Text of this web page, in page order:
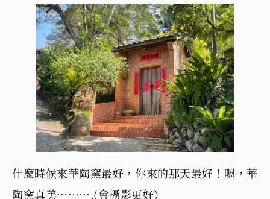
什麼時候來華陶窯最好，你來的那天最好！嗯，華
陶窯真美……….(會攝影更好）